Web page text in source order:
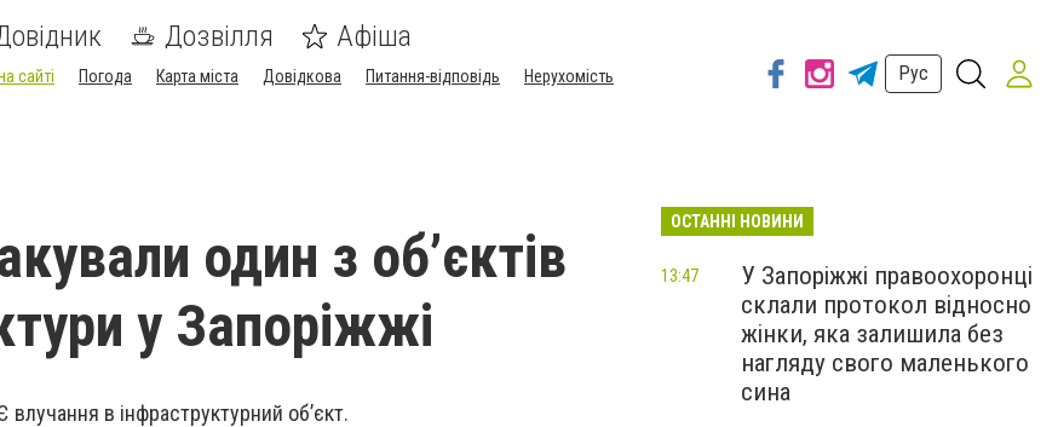
Дозвілля Афіша
сайті Погода Карта міста Довідкова Питання-відповідь
Нерухомість
Рус
один з обʼєктів
у Запоріжжі
в інфраструктурний обʼєкт.
ОСТАННІ НОВИНИ
У Запоріжжі правоохоронці
склали протокол відносно
жінки, яка залишила без
нагляду свого маленького
сина
13:47